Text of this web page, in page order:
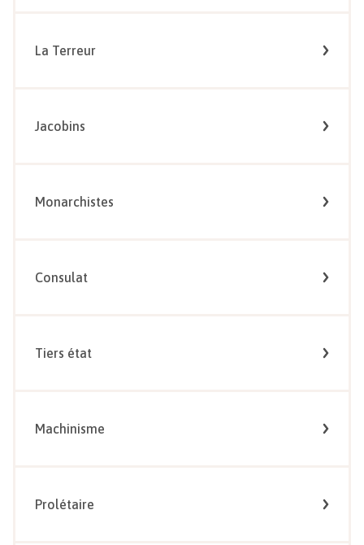
La Terreur
Jacobins
Monarchistes
Consulat
Tiers état
Machinisme
Prolétaire